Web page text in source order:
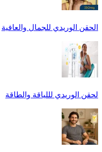
الحقن الوريدي للجمال والعافية
لحقن الوريدي لللياقة والطاقة